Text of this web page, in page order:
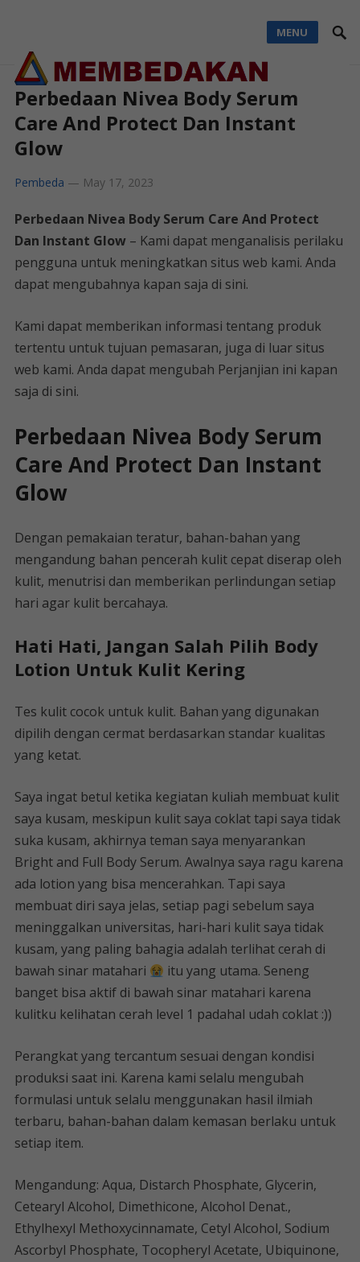
MENU
Perbedaan Nivea Body Serum
Care And Protect Dan Instant
Glow
Pembeda — May 17, 2023
Perbedaan Nivea Body Serum Care And Protect
Dan Instant Glow– Kami dapat menganalisis perilaku
pengguna untuk meningkatkan situs web kami. Anda
dapat mengubahnya kapan saja di sini.
Kami dapat memberikan informasi tentang produk
tertentu untuk tujuan pemasaran, juga di luar situs
web kami. Anda dapat mengubah Perjanjian ini kapan
saja di sini.
Perbedaan Nivea Body Serum
Care And Protect Dan Instant
Glow
Dengan pemakaian teratur, bahan-bahan yang
mengandung bahan pencerah kulit cepat diserap oleh
kulit, menutrisi dan memberikan perlindungan setiap
hari agar kulit bercahaya.
Hati Hati, Jangan Salah Pilih Body
Lotion Untuk Kulit Kering
Tes kulit cocok untuk kulit. Bahan yang digunakan
dipilih dengan cermat berdasarkan standar kualitas
yang ketat.
Saya ingat betul ketika kegiatan kuliah membuat kulit
saya kusam, meskipun kulit saya coklat tapi saya tidak
suka kusam, akhirnya teman saya menyarankan
Bright and Full Body Serum. Awalnya saya ragu karena
ada lotion yang bisa mencerahkan. Tapi saya
membuat diri saya jelas, setiap pagi sebelum saya
meninggalkan universitas, hari-hari kulit saya tidak
kusam, yang paling bahagia adalah terlihat cerah di
bawah sinar matahari
itu yang utama. Seneng
banget bisa aktif di bawah sinar matahari karena
kulitku kelihatan cerah level 1 padahal udah coklat :))
Perangkat yang tercantum sesuai dengan kondisi
produksi saat ini. Karena kami selalu mengubah
formulasi untuk selalu menggunakan hasil ilmiah
terbaru, bahan-bahan dalam kemasan berlaku untuk
setiap item.
Mengandung: Aqua, Distarch Phosphate, Glycerin,
Cetearyl Alcohol, Dimethicone, Alcohol Denat.,
Ethylhexyl Methoxycinnamate, Cetyl Alcohol, Sodium
Ascorbyl Phosphate, Tocopheryl Acetate, Ubiquinone,